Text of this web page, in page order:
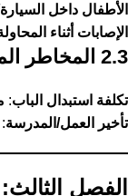
الأطفال داخل
الإصابات أثناء
2.3 المخاطر المالية
تكلفة استبدال الباب:
تأخير العمل/المدرسة:
الفصل